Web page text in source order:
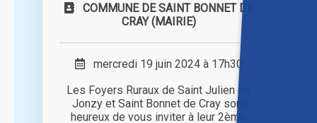
COMMUNE DE SAINT BONNET DE
CRAY (MAIRIE)
mercredi 19 juin 2024 à 17h30
Les Foyers Ruraux de Saint Julien de
Jonzy et Saint Bonnet de Cray sont
heureux de vous inviter à leur 2ème